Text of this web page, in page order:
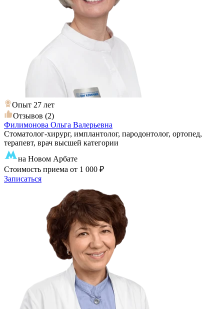
Опыт 27 лет
Отзывов (2)
Филимонова Ольга Валерьевна
Стоматолог-хирург, имплантолог, пародонтолог, ортопед,
терапевт, врач высшей категории
на Новом Арбате
Стоимость приема от 1 000 ₽
Записаться